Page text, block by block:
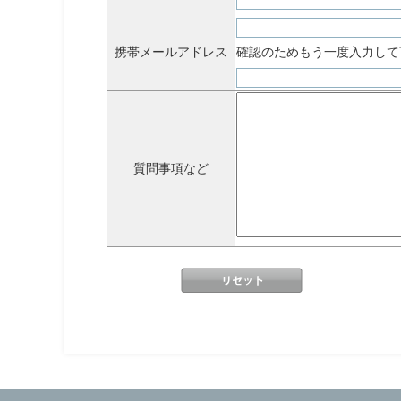
携帯メールアドレス 確認のためもう一度入力し
質問事項など